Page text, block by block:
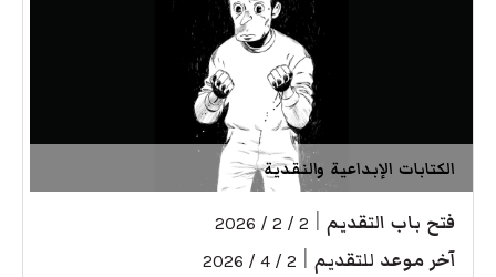
الكتابات الإبداعية والنقدية
فتح باب التقديم 2 / 2 / 2026
آخر موعد للتقديم 2 / 4 / 2026